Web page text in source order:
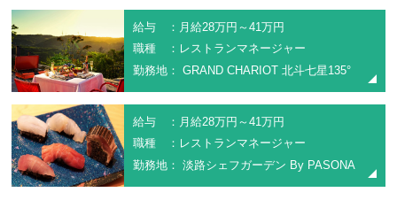
給与 ：月給28万円～41万円
職種 ：レストランマネージャー
勤務地： GRAND CHARIOT 北斗七星135°
給与 ：月給28万円～41万円
職種 ：レストランマネージャー
勤務地： 淡路シェフガーデン By PASONA